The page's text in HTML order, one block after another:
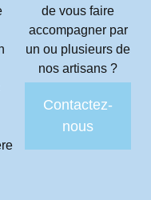
de vous faire
accompagner par
un ou plusieurs de
nos artisans ?
Contactez-
nous